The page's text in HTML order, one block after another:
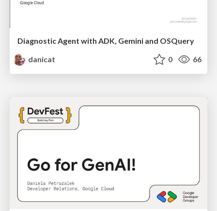
Diagnostic Agent with ADK, Gemini and OSQuery
danicat
0 66